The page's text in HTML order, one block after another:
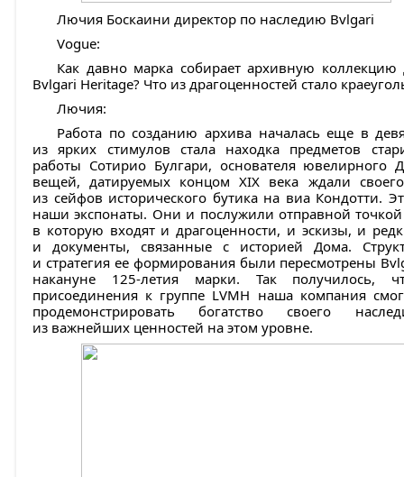
Лючия Боскаини директор по наследию Bvlgari
Vogue:
Как давно марка собирает архивную коллекцию
Bvlgari Heritage? Что из драгоценностей стало
Лючия:
Работа по созданию архива началась еще в
из ярких стимулов стала находка предметов
работы Сотирио Булгари, основателя ювелирного
вещей, датируемых концом XIX века ждали
из сейфов исторического бутика на виа Кондотти.
наши экспонаты. Они и послужили отправной
в которую входят и драгоценности, и эскизы, и
и документы, связанные с историей Дома.
и стратегия ее формирования были пересмотрены
накануне 125-летия марки. Так получилось,
присоединения к группе LVMH наша компания
продемонстрировать богатство своего
из важнейших ценностей на этом уровне.